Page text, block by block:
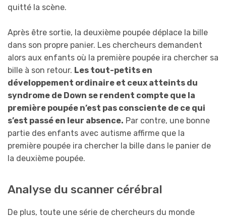
quitté la scène.
Après être sortie, la deuxième poupée déplace la bille
dans son propre panier. Les chercheurs demandent
alors aux enfants où la première poupée ira chercher sa
bille à son retour. Les tout-petits en
développement ordinaire et ceux atteints du
syndrome de Down se rendent compte que la
première poupée n’est pas consciente de ce qui
s’est passé en leur absence. Par contre, une bonne
partie des enfants avec autisme affirme que la
première poupée ira chercher la bille dans le panier de
la deuxième poupée.
Analyse du scanner cérébral
De plus, toute une série de chercheurs du monde